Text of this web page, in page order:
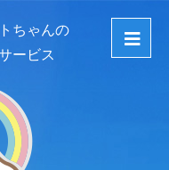
ちゃんの
ービス